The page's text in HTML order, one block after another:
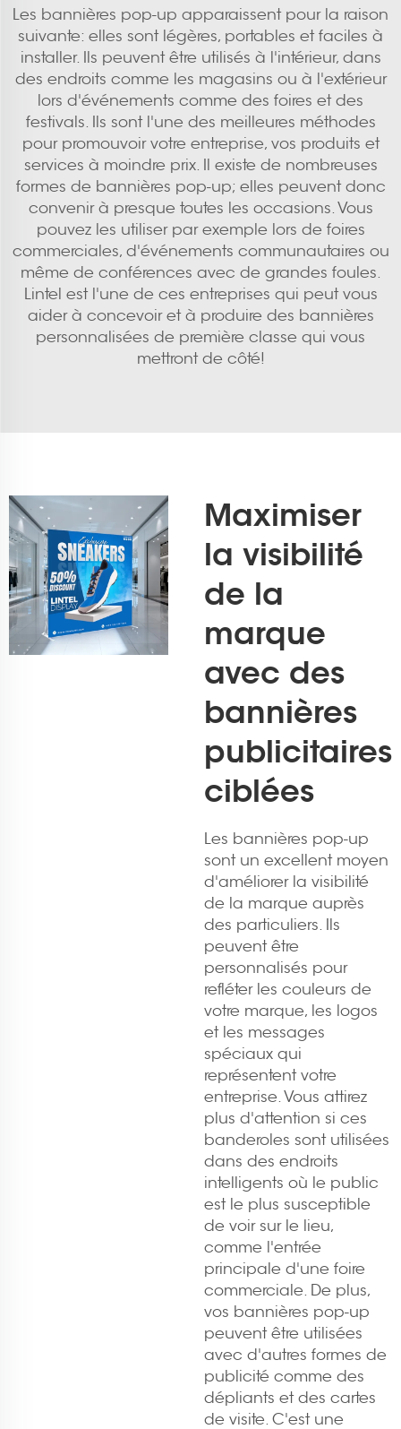
Les bannières pop-up apparaissent pour la raison
suivante: elles sont légères, portables et faciles à
installer. Ils peuvent être utilisés à l'intérieur, dans
des endroits comme les magasins ou à l'extérieur
lors d'événements comme des foires et des
festivals. Ils sont l'une des meilleures méthodes
pour promouvoir votre entreprise, vos produits et
services à moindre prix. Il existe de nombreuses
formes de bannières pop-up; elles peuvent donc
convenir à presque toutes les occasions. Vous
pouvez les utiliser par exemple lors de foires
commerciales, d'événements communautaires ou
même de conférences avec de grandes foules.
Lintel est l'une de ces entreprises qui peut vous
aider à concevoir et à produire des bannières
personnalisées de première classe qui vous
mettront de côté!
Maximiser
la visibilité
de la
marque
avec des
bannières
publicitaires
ciblées
Les bannières pop-up
sont un excellent moyen
d'améliorer la visibilité
de la marque auprès
des particuliers. Ils
peuvent être
personnalisés pour
refléter les couleurs de
votre marque, les logos
et les messages
spéciaux qui
représentent votre
entreprise. Vous attirez
plus d'attention si ces
banderoles sont utilisées
dans des endroits
intelligents où le public
est le plus susceptible
de voir sur le lieu,
comme l'entrée
principale d'une foire
commerciale. De plus,
vos bannières pop-up
peuvent être utilisées
avec d'autres formes de
publicité comme des
dépliants et des cartes
de visite. C'est une